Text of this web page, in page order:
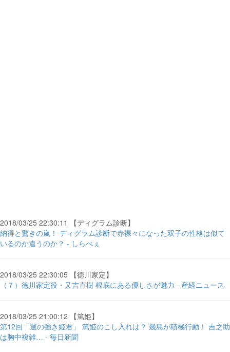
2018/03/25 22:30:11 【ディグラム診断】
納得と驚きの嵐！ ディグラム診断で赤裸々になった双子の性格は似て
いるのか違うのか？ - しらべぇ
2018/03/25 22:30:05 【徳川家定】
（７）徳川家定役・又吉直樹 根底にある優しさが魅力 - 産経ニュース
2018/03/25 21:00:12 【篤姫】
第12回「運の強き姫君」 篤姫のこし入れは？ 幾島が積極行動！ 吉之助
は胸中複雑… - 毎日新聞